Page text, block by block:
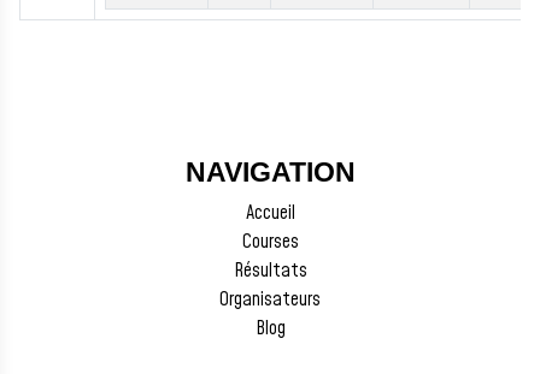
NAVIGATION
Accueil
Courses
Résultats
Organisateurs
Blog